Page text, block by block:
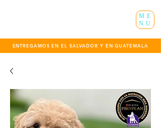
ENTREGAMOS EN EL SALVADOR Y EN GUATEMALA
ME
NU